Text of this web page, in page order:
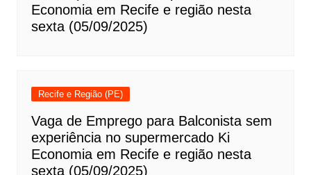
Economia em Recife e região nesta
sexta (05/09/2025)
Recife e Região (PE)
Vaga de Emprego para Balconista sem
experiência no supermercado Ki
Economia em Recife e região nesta
sexta (05/09/2025)